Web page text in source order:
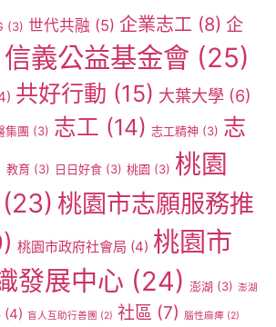
(3) 世代共融 (5) 企業志工 (8) 企
信義公益基金會 (25)
共好行動 (15) 大葉大學 (6)
集團 (3) 志工 (14) 志工精神 (3) 志
教育 (3) 日日好食 (3) 桃園 (3) 桃園
(23) 桃園市志願服務推
桃園市政府社會局 (4) 桃園市
發展中心 (24) 澎湖 (3) 澎湖
(4) 盲人互助行善團 (2) 社區 (7) 腦性麻痺 (2)